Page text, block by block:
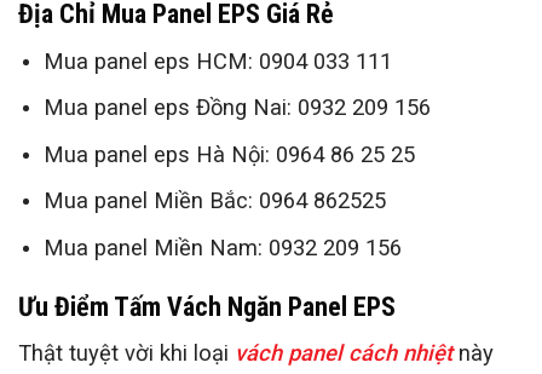
Địa Chỉ Mua Panel EPS Giá Rẻ
Mua panel eps HCM: 0904 033 111
Mua panel eps Đồng Nai: 0932 209 156
Mua panel eps Hà Nội: 0964 86 25 25
Mua panel Miền Bắc: 0964 862525
Mua panel Miền Nam: 0932 209 156
Ưu Điểm Tấm Vách Ngăn Panel EPS
Thật tuyệt vời khi loại vách panel cách nhiệtnày